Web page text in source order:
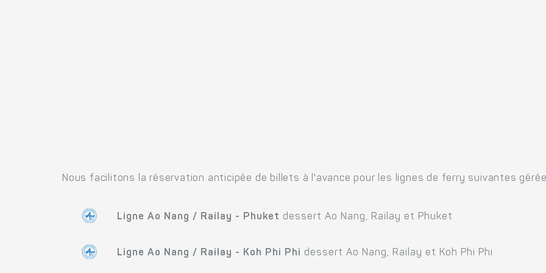
Nous facilitons la réservation anticipée de billets à l'avance pour les lignes de ferry suivantes
Ligne Ao Nang / Railay - Phuket dessert Ao Nang, Railay et Phuket
Ligne Ao Nang / Railay - Koh Phi Phi dessert Ao Nang, Railay et Koh Phi Phi